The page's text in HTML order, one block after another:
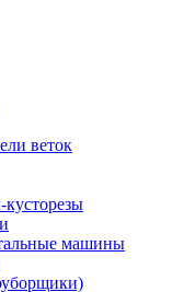
веток
машины